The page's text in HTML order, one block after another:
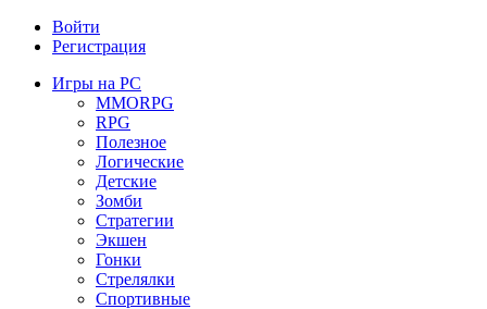
Войти
Регистрация
Игры на PC
MMORPG
RPG
Полезное
Логические
Детские
Зомби
Стратегии
Экшен
Гонки
Стрелялки
Спортивные